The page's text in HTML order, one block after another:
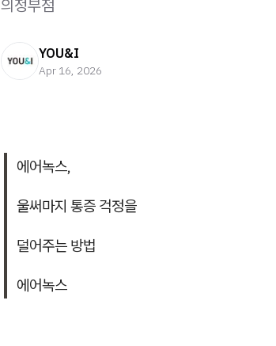
의정부점
YOU&I
Apr 16, 2026
에어녹스,
울써마지 통증 걱정을
덜어주는 방법
에어녹스